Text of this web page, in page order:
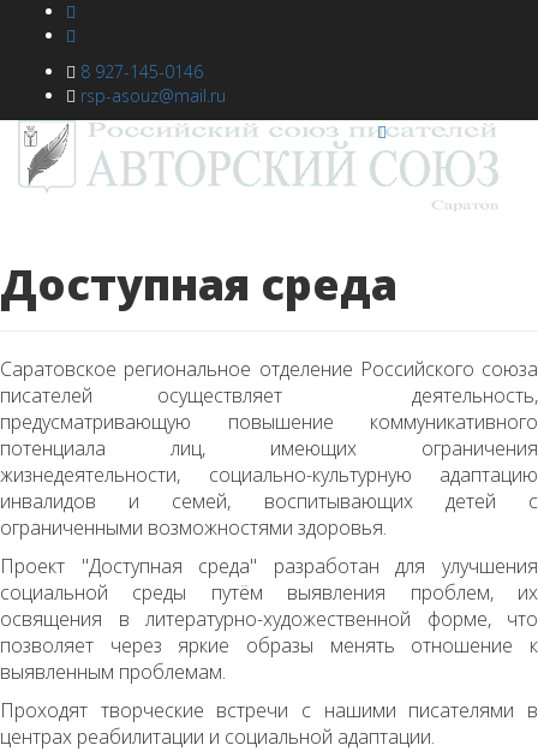
8 927-145-0146
rsp-asouz@mail.ru
Доступная среда
Саратовское региональное отделение Российского союза
писателей осуществляет деятельность,
предусматривающую повышение коммуникативного
потенциала лиц, имеющих ограничения
жизнедеятельности, социально-культурную адаптацию
инвалидов и семей, воспитывающих детей с
ограниченными возможностями здоровья.
Проект "Доступная среда" разработан для улучшения
социальной среды путём выявления проблем, их
освящения в литературно-художественной форме, что
позволяет через яркие образы менять отношение к
выявленным проблемам.
Проходят творческие встречи с нашими писателями в
центрах реабилитации и социальной адаптации.